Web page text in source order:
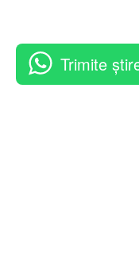
Trimite